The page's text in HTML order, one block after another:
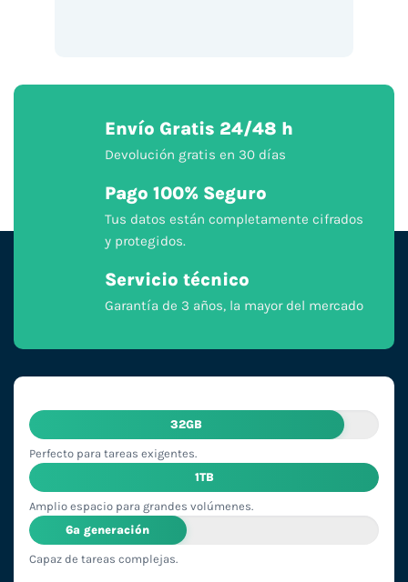
Envío Gratis 24/48 h
Devolución gratis en 30 días
Pago 100% Seguro
Tus datos están completamente cifrados
y protegidos.
Servicio técnico
Garantía de 3 años, la mayor del mercado
32GB
Perfecto para tareas exigentes.
1TB
Amplio espacio para grandes volúmenes.
6ª generación
Capaz de tareas complejas.